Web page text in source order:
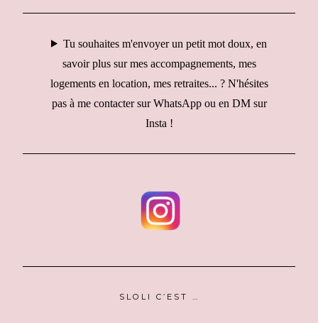
Tu souhaites m'envoyer un petit mot doux, en
savoir plus sur mes accompagnements, mes
logements en location, mes retraites... ? N'hésites
pas à me contacter sur WhatsApp ou en DM sur
Insta !
SLOLI C’EST …